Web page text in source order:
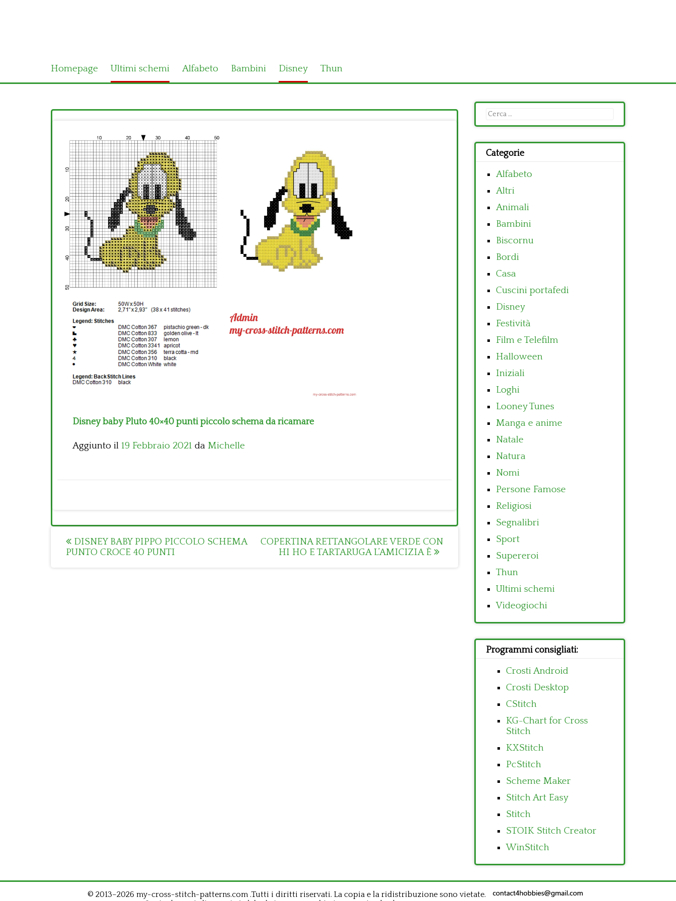
Homepage Ultimi schemi Alfabeto Bambini Disney Thun
Disney baby Pluto 40×40 punti piccolo schema da ricamare
Aggiunto il 19 Febbraio 2021 da Michelle
Post
navigation
DISNEY BABY PIPPO PICCOLO SCHEMA
PUNTO CROCE 40 PUNTI
COPERTINA RETTANGOLARE VERDE CON
HI HO E TARTARUGA L’AMICIZIA È
Ricerca
per:
Categorie
Alfabeto
Altri
Animali
Bambini
Biscornu
Bordi
Casa
Cuscini portafedi
Disney
Festività
Film e Telefilm
Halloween
Iniziali
Loghi
Looney Tunes
Manga e anime
Natale
Natura
Nomi
Persone Famose
Religiosi
Segnalibri
Sport
Supereroi
Thun
Ultimi schemi
Videogiochi
Programmi consigliati:
Crosti Android
Crosti Desktop
CStitch
KG-Chart for Cross
Stitch
KXStitch
PcStitch
Scheme Maker
Stitch Art Easy
Stitch
STOIK Stitch Creator
WinStitch
© 2013–2026 my-cross-stitch-patterns.com .Tutti i diritti riservati. La copia e la ridistribuzione sono vietate.